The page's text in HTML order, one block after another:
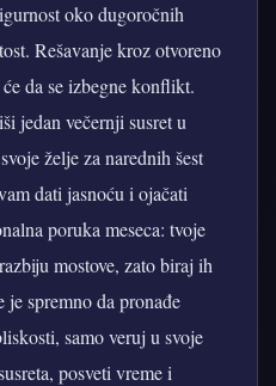
oko dugoročnih
Rešavanje kroz otvoreno
da se izbegne konflikt.
jedan večernji susret u
želje za narednih šest
dati jasnoću i ojačati
poruka meseca: tvoje
mostove, zato biraj ih
spremno da pronađe
samo veruj u svoje
posveti vreme i